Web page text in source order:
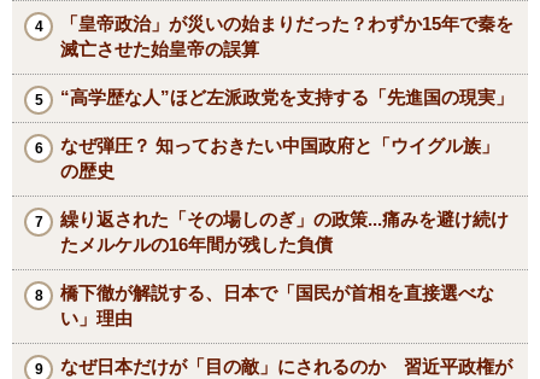
「皇帝政治」が災いの始まりだった？わずか15年で秦を
滅亡させた始皇帝の誤算
“高学歴な人”ほど左派政党を支持する「先進国の現実」
なぜ弾圧？ 知っておきたい中国政府と「ウイグル族」
の歴史
繰り返された「その場しのぎ」の政策...痛みを避け続け
たメルケルの16年間が残した負債
橋下徹が解説する、日本で「国民が首相を直接選べな
い」理由
なぜ日本だけが「目の敵」にされるのか 習近平政権が